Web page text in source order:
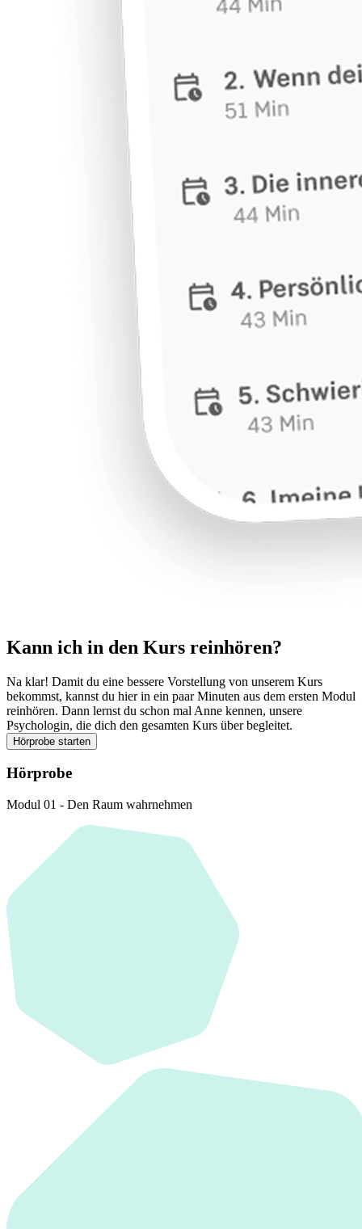
Kann ich in den Kurs reinhören?
Na klar! Damit du eine bessere Vorstellung von unserem Kurs
bekommst, kannst du hier in ein paar Minuten aus dem ersten Modul
reinhören. Dann lernst du schon mal Anne kennen, unsere
Psychologin, die dich den gesamten Kurs über begleitet.
Hörprobe starten
Hörprobe
Modul 01 - Den Raum wahrnehmen